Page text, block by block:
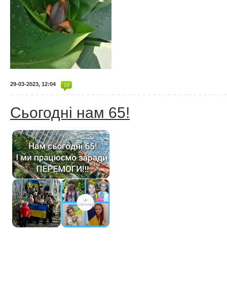
29-03-2023, 12:04 18
Сьогодні нам 65!